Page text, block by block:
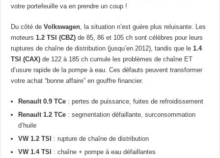
votre portefeuille va en prendre un coup !
Du côté deVolkswagen , la situation n’est guère plus reluisante. Les
moteurs 1.2 TSI (CBZ) de 85, 86 et 105 ch sont célèbres pour leurs
ruptures de chaîne de distribution (jusqu’en 2012), tandis que le 1.4
TSI (CAX) de 122 à 185 ch cumule les problèmes de chaîne ET
d’usure rapide de la pompe à eau. Ces défauts peuvent transformer
votre achat “bonne affaire” en gouffre financier.
Renault 0.9 TCe : pertes de puissance, fuites de refroidissement
Renault 1.2 TCe : segmentation défaillante, surconsommation
d’huile
VW 1.2 TSI
: rupture de chaîne de distribution
VW 1.4 TSI
: chaîne + pompe à eau défaillantes